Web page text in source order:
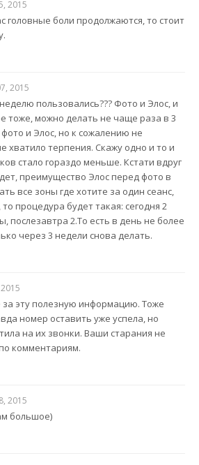
2015
головные боли продолжаются, то стоит
2015
пользовались??? Фото и Элос, и
тоже, можно делать не чаще раза в 3
и Элос, но к сожалению не
хватило терпения. Скажу одно и то и
стало гораздо меньше. Кстати вдруг
преимущество Элос перед фото в
все зоны где хотите за один сеанс,
процедура будет такая: сегодня 2
послезавтра 2.То есть в день не более
через 3 недели снова делать.
эту полезную информацию. Тоже
номер оставить уже успела, но
на их звонки. Ваши старания не
комментариям.
2015
большое)